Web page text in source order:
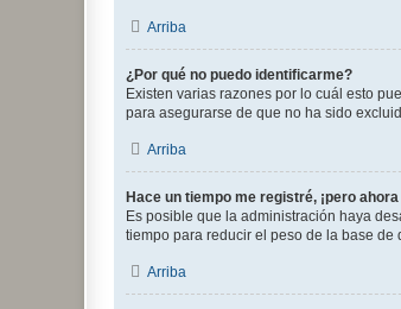
Arriba
¿Por qué no puedo identificarme?
Existen varias razones por lo cuál esto
para asegurarse de que no ha sido
Arriba
Hace un tiempo me registré, ¡pero
Es posible que la administración haya
tiempo para reducir el peso de la base de
Arriba